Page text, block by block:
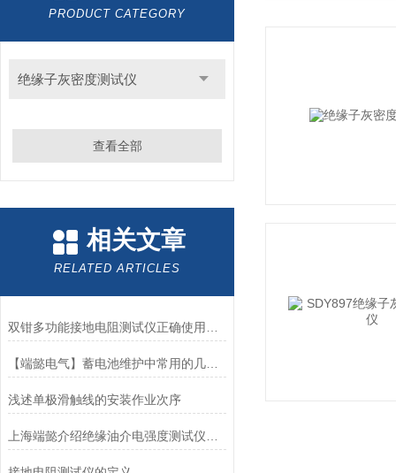
PRODUCT CATEGORY
绝缘子灰密度测试仪
查看全部
相关文章
RELATED ARTICLES
【端懿电气】蓄电池维护中常用的几种测试方法
浅述单极滑触线的安装作业次序